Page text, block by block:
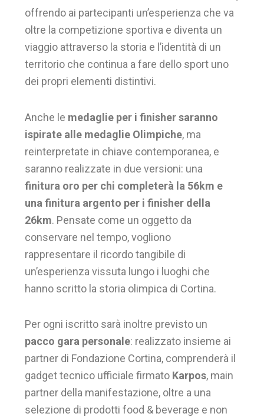
offrendo ai partecipanti un’esperienza che va
oltre la competizione sportiva e diventa un
viaggio attraverso la storia e l’identità di un
territorio che continua a fare dello sport uno
dei propri elementi distintivi.
Anche le medaglie per i finisher saranno
ispirate alle medaglie Olimpiche, ma
reinterpretate in chiave contemporanea, e
saranno realizzate in due versioni: una
finitura oro per chi completerà la 56km e
una finitura argento per i finisher della
26km. Pensate come un oggetto da
conservare nel tempo, vogliono
rappresentare il ricordo tangibile di
un’esperienza vissuta lungo i luoghi che
hanno scritto la storia olimpica di Cortina.
Per ogni iscritto sarà inoltre previsto un
pacco gara personale: realizzato insieme ai
partner di Fondazione Cortina, comprenderà il
gadget tecnico ufficiale firmato Karpos, main
partner della manifestazione, oltre a una
selezione di prodotti food & beverage e non